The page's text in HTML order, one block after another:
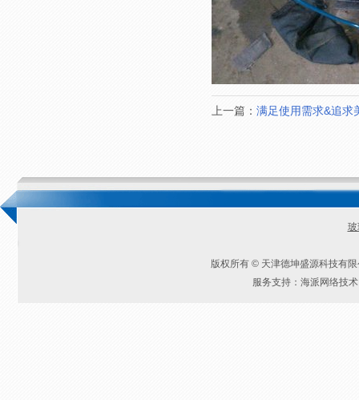
上一篇： 满足使用需求&追求
版权所有 © 天津德坤盛源科技有
服务支持：海派网络技